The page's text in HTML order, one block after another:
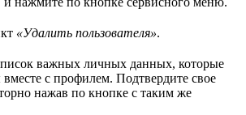
«Удалить пользователя».
важных личных данных, которые
вместе с профилем. Подтвердите свое
нажав по кнопке с таким же